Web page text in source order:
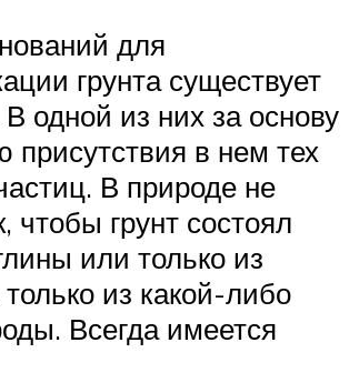
для
грунта существует
В одной из них за основу
присутствия в нем тех
В природе не
чтобы грунт состоял
или только из
из какой-либо
Всегда имеется